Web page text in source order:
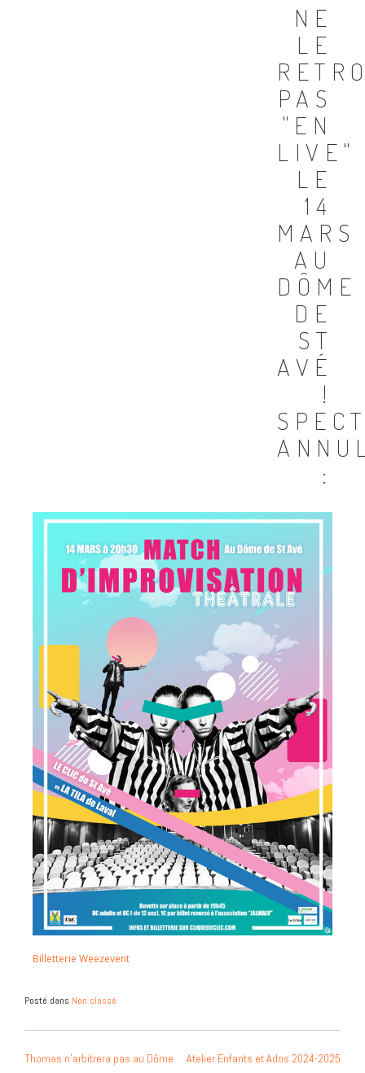
NE
LE
PAS
"EN
LIVE"
LE
14
MARS
AU
DÔME
DE
ST
AVÉ
!
:
Billetterie Weezevent
Posté dans Non classé
Thomas n’arbitrera pas au Dôme Atelier Enfants et Ados 2024-2025